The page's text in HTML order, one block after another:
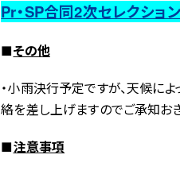
Pr・SP合同2次セレクショ
■その他
・小雨決行予定ですが、天候に
絡を差し上げますのでご承知おき
■注意事項